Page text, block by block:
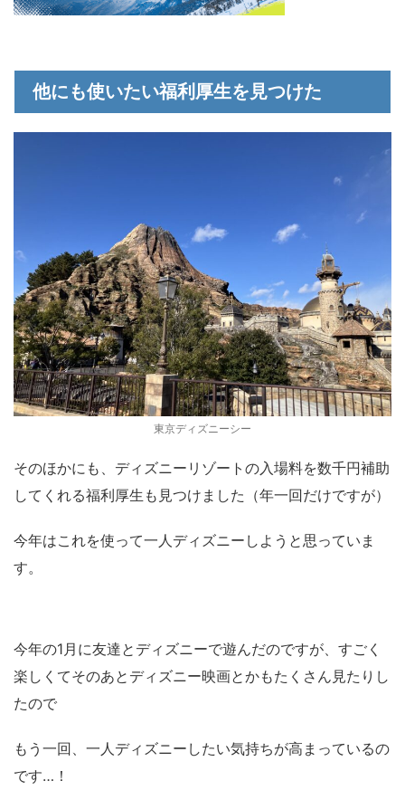
他にも使いたい福利厚生を見つけた
東京ディズニーシー
そのほかにも、ディズニーリゾートの入場料を数千円補助
してくれる福利厚生も見つけました（年一回だけですが）
今年はこれを使って一人ディズニーしようと思っていま
す。
今年の1月に友達とディズニーで遊んだのですが、すごく
楽しくてそのあとディズニー映画とかもたくさん見たりし
たので
もう一回、一人ディズニーしたい気持ちが高まっているの
です…！